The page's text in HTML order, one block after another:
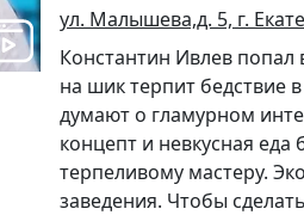
ул. Малышева,д. 5, г.
Константин Ивлев
на шик терпит бедствие
думают о гламурном
концепт и невкусная еда
терпеливому мастеру.
заведения. Чтобы